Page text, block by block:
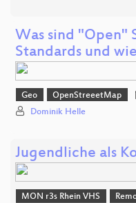
Was sind "Open"
Standards und
Geo OpenStreeetMap
Dominik Helle
Jugendliche als
MON r3s Rhein VHS